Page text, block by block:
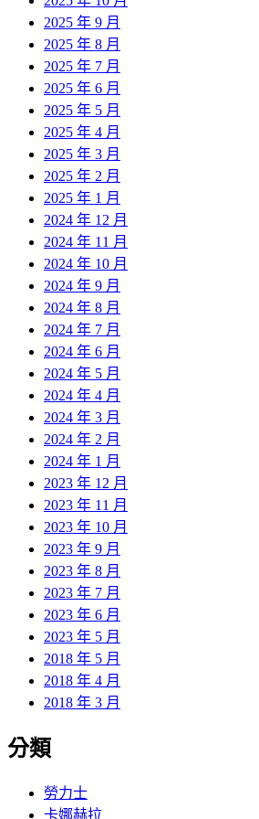
2025 年 9 月
2025 年 8 月
2025 年 7 月
2025 年 6 月
2025 年 5 月
2025 年 4 月
2025 年 3 月
2025 年 2 月
2025 年 1 月
2024 年 12 月
2024 年 11 月
2024 年 10 月
2024 年 9 月
2024 年 8 月
2024 年 7 月
2024 年 6 月
2024 年 5 月
2024 年 4 月
2024 年 3 月
2024 年 2 月
2024 年 1 月
2023 年 12 月
2023 年 11 月
2023 年 10 月
2023 年 9 月
2023 年 8 月
2023 年 7 月
2023 年 6 月
2023 年 5 月
2018 年 5 月
2018 年 4 月
2018 年 3 月
分類
勞力士
卡娜赫拉